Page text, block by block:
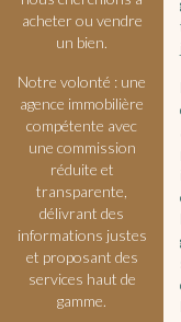
acheter ou vendre
un bien.
Notre volonté : une
agence immobilière
compétente avec
une commission
réduite et
transparente,
délivrant des
informations justes
et proposant des
services haut de
gamme.